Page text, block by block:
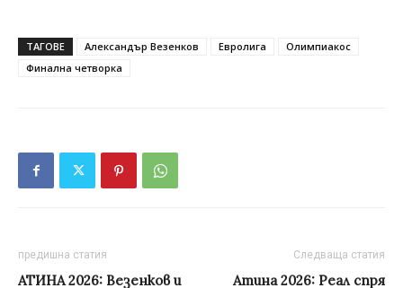
ТАГОВЕ Александър Везенков Евролига
Олимпиакос
Финална четворка
предишна статия
АТИНА 2026: Везенков и
Следваща статия
Атина 2026: Реал спря